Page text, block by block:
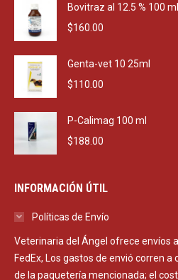
Bovitraz al 12.5 % 100 ml
$160.00
Genta-vet 10 25ml
$110.00
P-Calimag 100 ml
$188.00
INFORMACIÓN ÚTIL
Políticas de Envío
Veterinaria del Ángel ofrece envíos
FedEx, Los gastos de envió corren
de la paquetería mencionada; el